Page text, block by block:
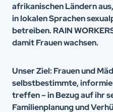
afrikanischen Ländern
in lokalen Sprachen
betreiben. RAIN
damit Frauen wachsen.
Unser Ziel: Frauen und
selbstbestimmte,
treffen – in Bezug auf ihr
Familienplanung und